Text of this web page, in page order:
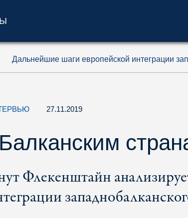
(ключ доступа '1')
доступа '2')
Дальнейшие шаги европейской интеграции
27.11.2019
Флекенштайн